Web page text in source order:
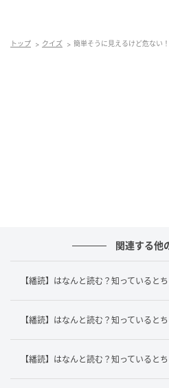
次に、掛け算・割り算を行い
ると、「0.35」になります。
最後に、足し算をします。「
「11.35」になります。
答えは「11.35」です。
算ですが、自力で考えよう
トップ クイズ 簡単そうに見えるけど危ない
関連する他
【繙読】はなんと読む？知っていると
【繙読】はなんと読む？知っていると
【繙読】はなんと読む？知っていると